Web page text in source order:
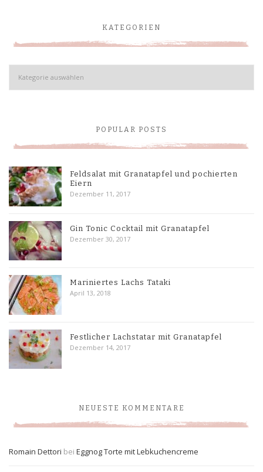
KATEGORIEN
Kategorien
POPULAR POSTS
Feldsalat mit Granatapfel und pochierten
Eiern
Dezember 11, 2017
Gin Tonic Cocktail mit Granatapfel
Dezember 30, 2017
Mariniertes Lachs Tataki
April 13, 2018
Festlicher Lachstatar mit Granatapfel
Dezember 14, 2017
NEUESTE KOMMENTARE
Romain Dettori bei Eggnog Torte mit Lebkuchencreme